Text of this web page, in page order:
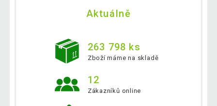
Aktuálně
263 798 ks
Zboží máme na skladě
12
Zákazníků online